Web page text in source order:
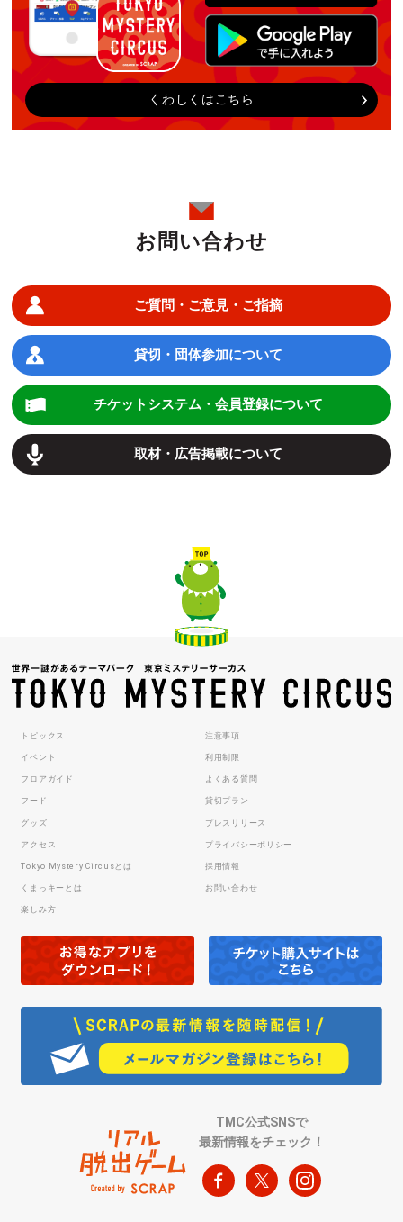
くわしくはこちら
お問い合わせ
ご質問・ご意見・ご指摘
貸切・団体参加について
チケットシステム・会員登録について
取材・広告掲載について
トピックス
イベント
フロアガイド
フード
グッズ
アクセス
Tokyo Mystery Circusとは
くまっキーとは
楽しみ方
注意事項
利用制限
よくある質問
貸切プラン
プレスリリース
プライバシーポリシー
採用情報
お問い合わせ
TMC公式SNSで
最新情報をチェック！